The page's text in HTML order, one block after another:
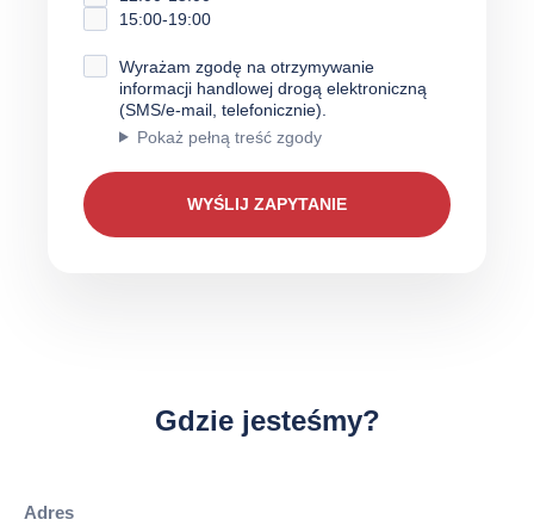
15:00-19:00
Wyrażam zgodę na otrzymywanie
informacji handlowej drogą elektroniczną
(SMS/e-mail, telefonicznie).
Pokaż pełną treść zgody
Gdzie jesteśmy?
Adres